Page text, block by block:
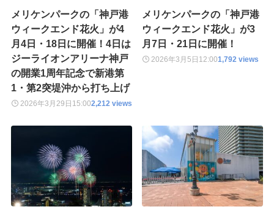
メリケンパークの「神戸港
ウィークエンド花火」が4
月4日・18日に開催！4日は
ジーライオンアリーナ神戸
の開業1周年記念で新港第
1・第2突堤沖から打ち上げ
2026年3月29日 15:002,212 views
メリケンパークの「神戸港
ウィークエンド花火」が3
月7日・21日に開催！
2026年3月5日 12:001,792 views